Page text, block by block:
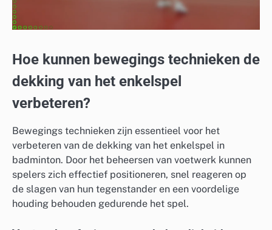
Hoe kunnen bewegings technieken de
dekking van het enkelspel
verbeteren?
Bewegings technieken zijn essentieel voor het
verbeteren van de dekking van het enkelspel in
badminton. Door het beheersen van voetwerk kunnen
spelers zich effectief positioneren, snel reageren op
de slagen van hun tegenstander en een voordelige
houding behouden gedurende het spel.